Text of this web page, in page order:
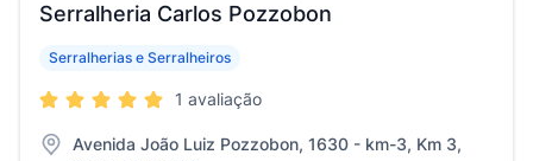
Serralheria Carlos Pozzobon
Serralherias e Serralheiros
1 avaliação
Avenida João Luiz Pozzobon, 1630 - km-3, Km 3,